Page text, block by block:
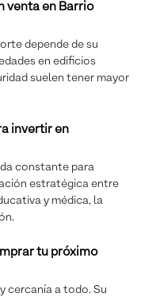
venta en Barrio
depende de su
en edificios
suelen tener mayor
invertir en
constante para
estratégica entre
y médica, la
tu próximo
cercanía a todo. Su